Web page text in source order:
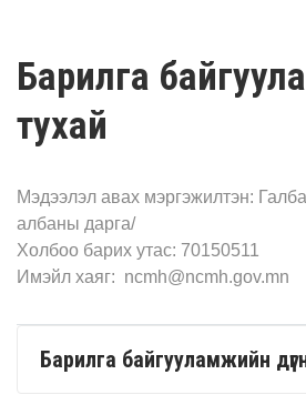
Барилга
тухай
Мэдээлэл авах мэргэжилтэн:
албаны дарга/
Холбоо барих утас: 70150511
Имэйл хаяг: ncmh@ncmh.gov.mn
Барилга байгууламжийн